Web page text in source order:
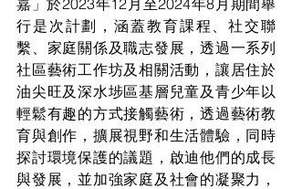
嘉」於2023年12月至2024年8月期間舉
行是次計劃，涵蓋教育課程、社交聯
繫、家庭關係及職志發展，透過一系列
社區藝術工作坊及相關活動，讓居住於
油尖旺及深水埗區基層兒童及青少年以
輕鬆有趣的方式接觸藝術，透過藝術教
育與創作，擴展視野和生活體驗，同時
探討環境保護的議題，啟迪他們的成長
與發展，並加強家庭及社會的凝聚力，